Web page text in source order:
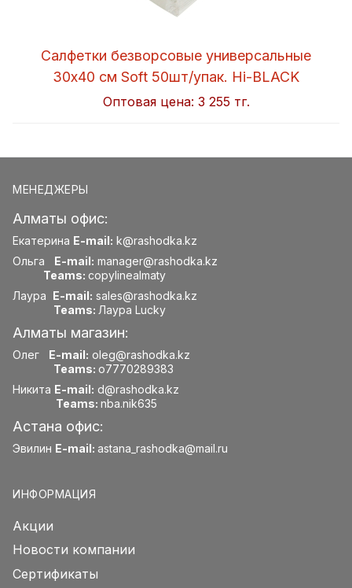
Салфетки безворсовые универсальные
30x40 см Soft 50шт/упак. Hi-BLACK
Оптовая цена: 3 255 тг.
МЕНЕДЖЕРЫ
Алматы офис:
Екатерина E-mail: k@rashodka.kz
Ольга E-mail: manager@rashodka.kz
Teams: copylinealmaty
Лаура E-mail: sales@rashodka.kz
Teams: Лаура Lucky
Алматы магазин:
Олег E-mail: oleg@rashodka.kz
Teams: o7770289383
Никита E-mail: d@rashodka.kz
Teams: nba.nik635
Астана офис:
Эвилин E-mail: astana_rashodka@mail.ru
ИНФОРМАЦИЯ
Акции
Новости компании
Сертификаты